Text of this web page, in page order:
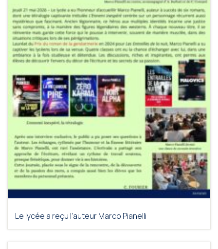
Le lycée a reçu l’auteur Marco Pianelli